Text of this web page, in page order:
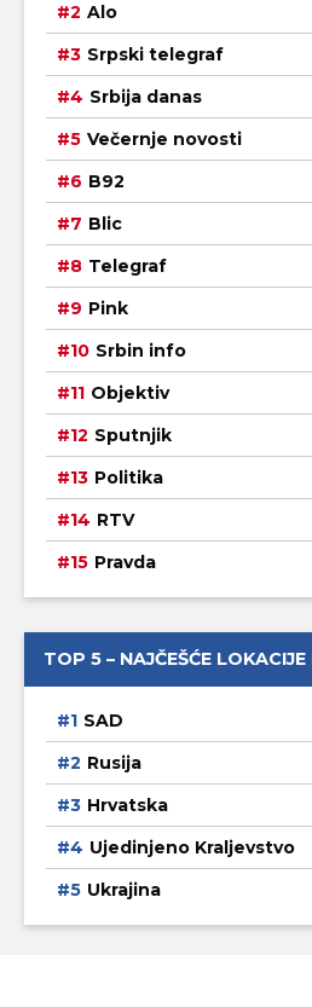
Alo
Srpski telegraf
Srbija danas
Večernje novosti
B92
Blic
Telegraf
Pink
Srbin info
Objektiv
Sputnjik
Politika
RTV
Pravda
TOP 5 – NAJČEŠĆE
SAD
Rusija
Hrvatska
Ujedinjeno Kraljevstvo
Ukrajina